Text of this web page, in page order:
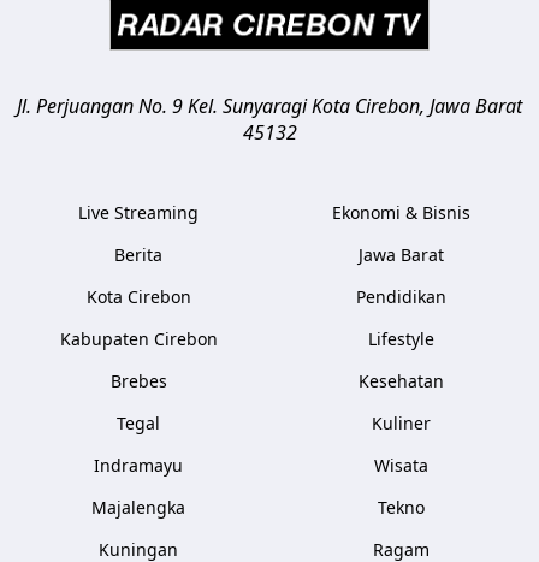
Jl. Perjuangan No. 9 Kel. SunyaragiKota Cirebon, Jawa Barat
45132
Live Streaming
Berita
Kota Cirebon
Kabupaten Cirebon
Brebes
Tegal
Indramayu
Majalengka
Kuningan
Ekonomi & Bisnis
Jawa Barat
Pendidikan
Lifestyle
Kesehatan
Kuliner
Wisata
Tekno
Ragam